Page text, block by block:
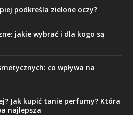
podkreśla zielone oczy?
jakie wybrać i dla kogo są
co wpływa na
Jak kupić tanie perfumy? Która
najlepsza